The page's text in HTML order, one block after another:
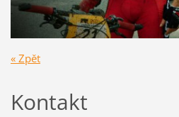
« Zpět
Kontakt